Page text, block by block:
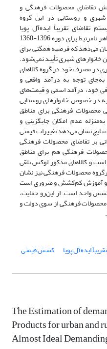
تقاضای محصولات فرهنگی و
و روستایی در این گروه
تقاضای تقریباً ایده‌آل پویا
(DAIDS) و از روش رگرسیون به ظاهر نامرتبط برای دوره 1396-1360
می‌دهد که فرضیه همگنی برای
خانوار‌های شهری تأیید نمی‌شود.
در مصرف خود در گروه کالا‌های
توجه به درآمد واقعی و
خود، درآمد اسمی و قیمت‌های
در خصوص خانوار‌های روستایی
فرهنگی برای مناطق
عدم امکان جایگزینی و
نشان می‌دهد تغییرات قیمتی
بر تقاضای محصولات فرهنگی
فرهنگی هم برای مناطق
و کالاهای مذکور لوکس تلقی
محصولات فرهنگی نیز نشان
و آموزش کم‌کشش و ضروری است
کشش واحد است. از این‌رو حمایت،
محصولات فرهنگی از سوی دولت و
ایده‌آل پویا کشش قیمتی
The Estimation of
Products for urban and
Almost Ideal